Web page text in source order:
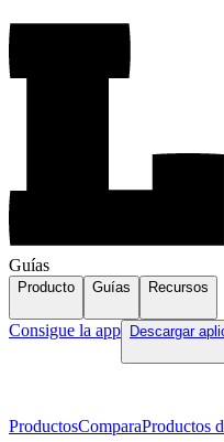
Guías
Producto Guías Recursos
Consigue la app Descargar
ProductosComparaProductos